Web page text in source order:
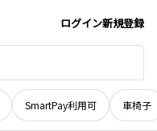
ログイン新規登録
SmartPay利用可 車椅子